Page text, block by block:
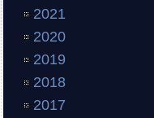
2021
2020
2019
2018
2017